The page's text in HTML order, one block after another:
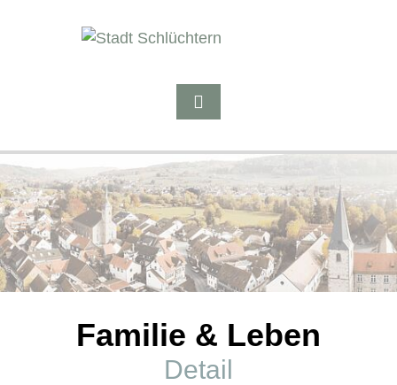
Familie & Leben
Detail